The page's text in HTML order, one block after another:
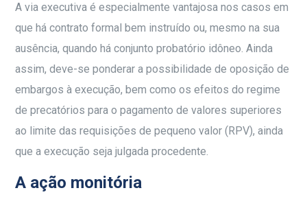
A via executiva é especialmente vantajosa nos casos em
que há contrato formal bem instruído ou, mesmo na sua
ausência, quando há conjunto probatório idôneo. Ainda
assim, deve-se ponderar a possibilidade de oposição de
embargos à execução, bem como os efeitos do regime
de precatórios para o pagamento de valores superiores
ao limite das requisições de pequeno valor (RPV), ainda
que a execução seja julgada procedente.
A ação monitória